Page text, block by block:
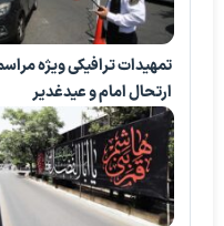
تمهیدات ترافیکی ویژه
ارتحال امام و عیدغدیر